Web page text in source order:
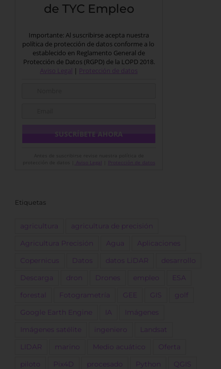
de TYC Empleo
Importante: Al suscribirse acepta nuestra
política de protección de datos conforme a lo
establecido en Reglamento General de
Protección de Datos (RGPD) de la LOPD 2018.
Aviso Legal | Protección de datos
Aviso Legal Protección de datos
Etiquetas
agricultura agricultura de precisión
Agricultura Precisión Agua Aplicaciones
Copernicus Datos datos LiDAR desarrollo
Descarga dron Drones empleo ESA
forestal Fotogrametría GEE GIS golf
Google Earth Engine IA Imágenes
Imágenes satélite ingeniero Landsat
LIDAR marino Medio acuático Oferta
piloto Pix4D procesado Python QGIS